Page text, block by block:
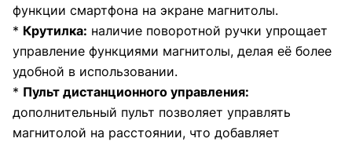
функции смартфона на экране магнитолы.
* Крутилка: наличие поворотной ручки упрощает
управление функциями магнитолы, делая её более
удобной в использовании.
* Пульт дистанционного управления:
дополнительный пульт позволяет управлять
магнитолой на расстоянии, что добавляет